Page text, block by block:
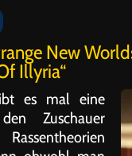
New
Illyria“
es mal eine
Zuschauer